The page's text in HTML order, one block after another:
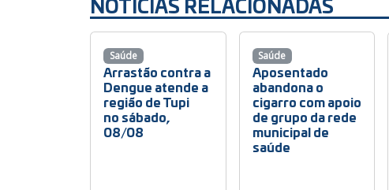
Arrastão contra a
Dengue atende a
região de Tupi
no sábado,
08/08
Saúde
Aposentado
abandona o
cigarro com apoio
de grupo da rede
municipal de
saúde
Saúde